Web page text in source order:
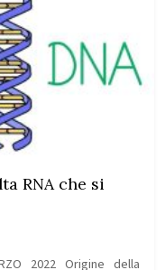
RNA che si
2022 Origine della